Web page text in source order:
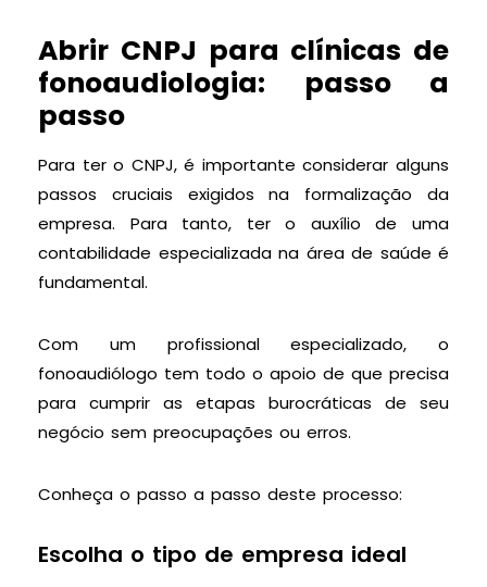
Abrir CNPJ para clínicas de
fonoaudiologia: passo a
passo
Para ter o CNPJ, é importante considerar alguns
passos cruciais exigidos na formalização da
empresa. Para tanto, ter o auxílio de uma
contabilidade especializada na área de saúde é
fundamental.
Com um profissional especializado, o
fonoaudiólogo tem todo o apoio de que precisa
para cumprir as etapas burocráticas de seu
negócio sem preocupações ou erros.
Conheça o passo a passo deste processo:
Escolha o tipo de empresa ideal